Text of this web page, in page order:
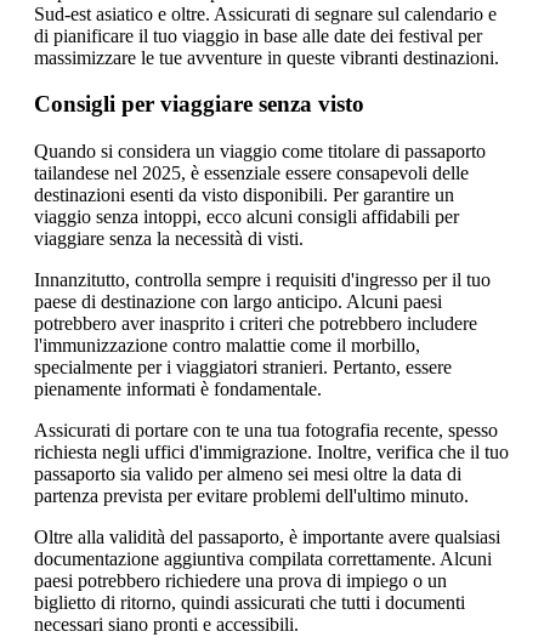
Sud-est asiatico e oltre. Assicurati di segnare sul calendario e
di pianificare il tuo viaggio in base alle date dei festival per
massimizzare le tue avventure in queste vibranti destinazioni.
Consigli per viaggiare senza visto
Quando si considera un viaggio come titolare di passaporto
tailandese nel 2025, è essenziale essere consapevoli delle
destinazioni esenti da visto disponibili. Per garantire un
viaggio senza intoppi, ecco alcuni consigli affidabili per
viaggiare senza la necessità di visti.
Innanzitutto, controlla sempre i requisiti d'ingresso per il tuo
paese di destinazione con largo anticipo. Alcuni paesi
potrebbero aver inasprito i criteri che potrebbero includere
l'immunizzazione contro malattie come il morbillo,
specialmente per i viaggiatori stranieri. Pertanto, essere
pienamente informati è fondamentale.
Assicurati di portare con te una tua fotografia recente, spesso
richiesta negli uffici d'immigrazione. Inoltre, verifica che il tuo
passaporto sia valido per almeno sei mesi oltre la data di
partenza prevista per evitare problemi dell'ultimo minuto.
Oltre alla validità del passaporto, è importante avere qualsiasi
documentazione aggiuntiva compilata correttamente. Alcuni
paesi potrebbero richiedere una prova di impiego o un
biglietto di ritorno, quindi assicurati che tutti i documenti
necessari siano pronti e accessibili.